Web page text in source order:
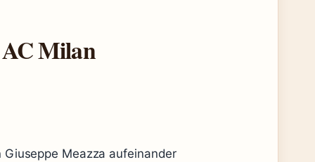
AC Milan
Meazza aufeinander